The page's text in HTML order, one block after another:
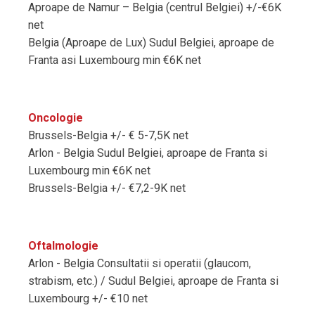
Aproape de Namur – Belgia (centrul Belgiei) +/-€6K
net
Belgia (Aproape de Lux) Sudul Belgiei, aproape de
Franta asi Luxembourg min €6K net
Oncologie
Brussels-Belgia +/- € 5-7,5K net
Arlon - Belgia Sudul Belgiei, aproape de Franta si
Luxembourg min €6K net
Brussels-Belgia +/- €7,2-9K net
Oftalmologie
Arlon - Belgia Consultatii si operatii (glaucom,
strabism, etc.) / Sudul Belgiei, aproape de Franta si
Luxembourg +/- €10 net